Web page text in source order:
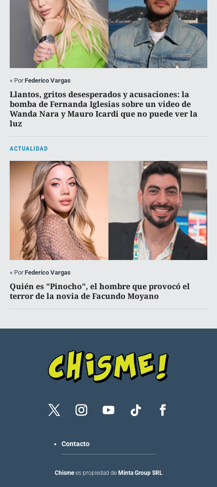
« PorFederico Vargas
Llantos, gritos desesperados y acusaciones: la
bomba de Fernanda Iglesias sobre un video de
Wanda Nara y Mauro Icardi que no puede ver la
luz
ACTUALIDAD
« PorFederico Vargas
Quién es "Pinocho", el hombre que provocó el
terror de la novia de Facundo Moyano
Contacto
Chismees propiedad de Minta Group SRL